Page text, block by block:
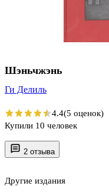
2 отзыва
Другие издания
Шэньчжэнь
Ги Делиль
4.4(5 оценок)
Купили 10 человек